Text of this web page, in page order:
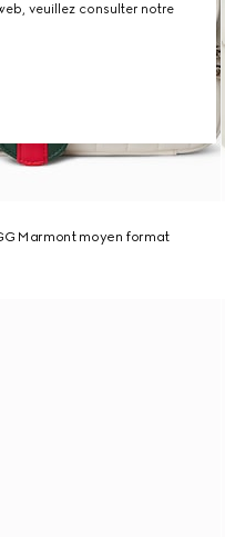
Marmont moyen format
veuillez consulter notre